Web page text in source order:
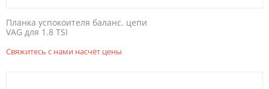
Планка успокоителя баланс. цепи
VAG для 1.8 TSI
Свяжитесь с нами насчёт цены